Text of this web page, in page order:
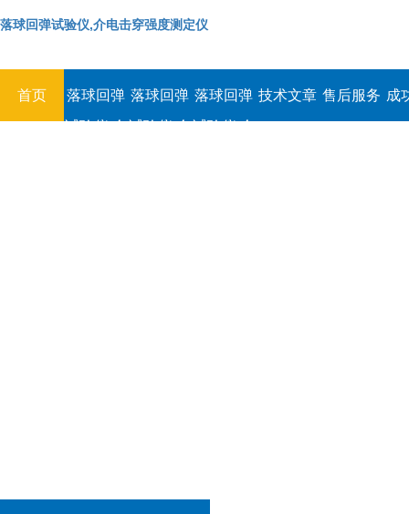
落球回弹试验仪,介电击穿强度测定仪
首页
落球回弹
试验仪,介
落球回弹
试验仪,介
落球回弹
试验仪,介
技术文章 售后服务 成